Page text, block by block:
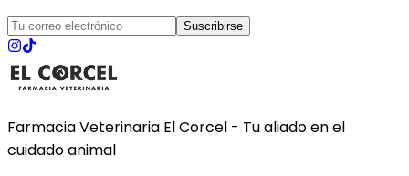
Suscribirse
Farmacia Veterinaria El Corcel - Tu aliado en el
cuidado animal